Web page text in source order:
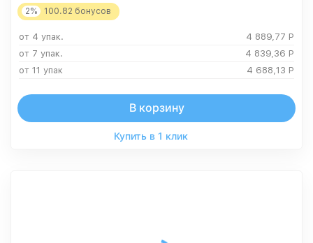
2% 100.82 бонусов
от 4 упак. 4 889,77 Р
от 7 упак.
4 839,36 Р
от 11 упак
4 688,13 Р
В корзину
Купить в 1 клик